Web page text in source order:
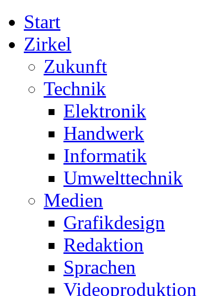
Start
Zirkel
Zukunft
Technik
Elektronik
Handwerk
Informatik
Umwelttechnik
Medien
Grafikdesign
Redaktion
Sprachen
Videoproduktion